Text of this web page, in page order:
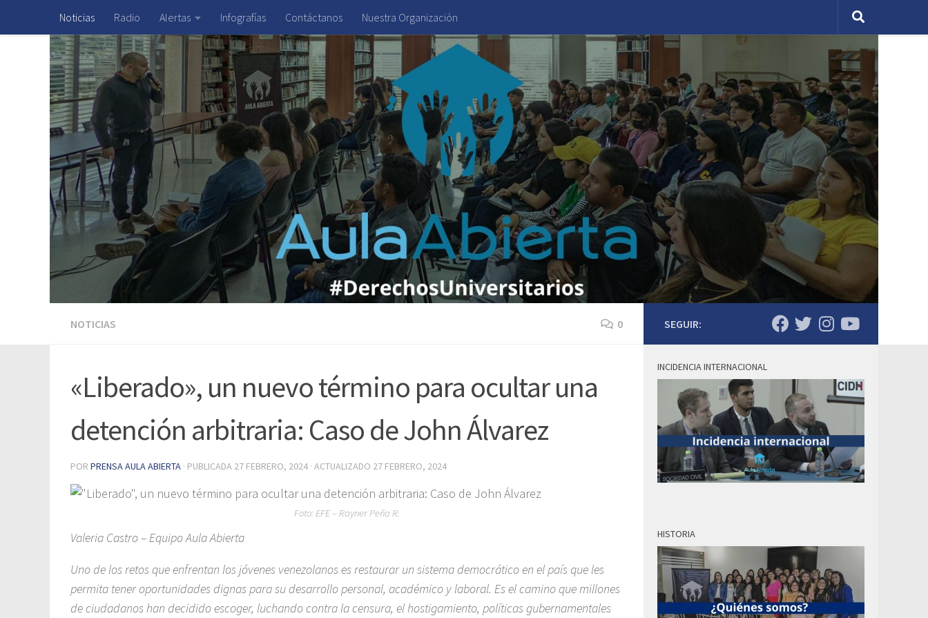
Saltar al contenido
Noticias Radio Alertas Infografías Contáctanos Nuestra Organización
NOTICIAS 0
«Liberado», un nuevo término para ocultar una
detención arbitraria: Caso de John Álvarez
POR PRENSA AULA ABIERTA · PUBLICADA 27 FEBRERO, 2024 · ACTUALIZADO 27 FEBRERO, 2024
Foto: EFE – Rayner Peña R.
Valeria Castro – Equipo Aula Abierta
Uno de los retos que enfrentan los jóvenes venezolanos es restaurar un sistema democrático en el país que les
permita tener oportunidades dignas para su desarrollo personal, académico y laboral. Es el camino que millones
de ciudadanos han decidido escoger, luchando contra la censura, el hostigamiento, políticas gubernamentales
SEGUIR:
INCIDENCIA INTERNACIONAL
HISTORIA